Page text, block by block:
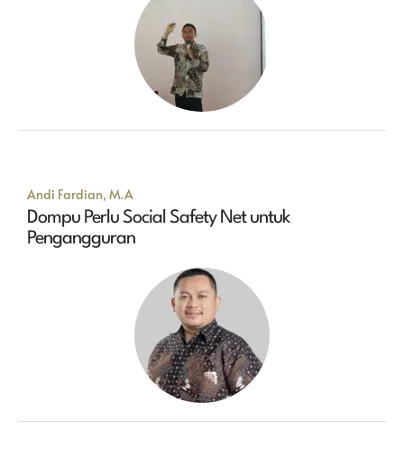
Andi Fardian, M.A
Dompu Perlu Social Safety Net untuk
Pengangguran